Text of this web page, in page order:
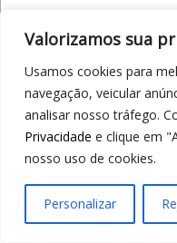
Valorizamos sua
Usamos cookies para
navegação, veicular
analisar nosso tráfego.
Privacidade e clique em
nosso uso de cookies.
Personalizar
Loja 1A99 –
Via Conselheiro Antonio
Barretos/SP
19
97407-5840
COMO CHEGAR